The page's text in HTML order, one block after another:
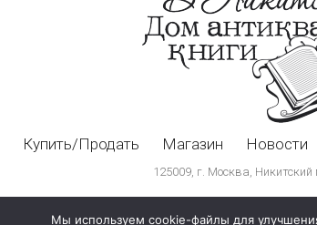
Купить/Продать Магазин Новости
125009, г. Москва, Никитский
Мы используем cookie-файлы для